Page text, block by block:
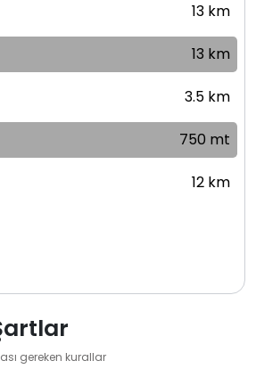
13 km
13 km
3.5 km
750 mt
12 km
gereken kurallar